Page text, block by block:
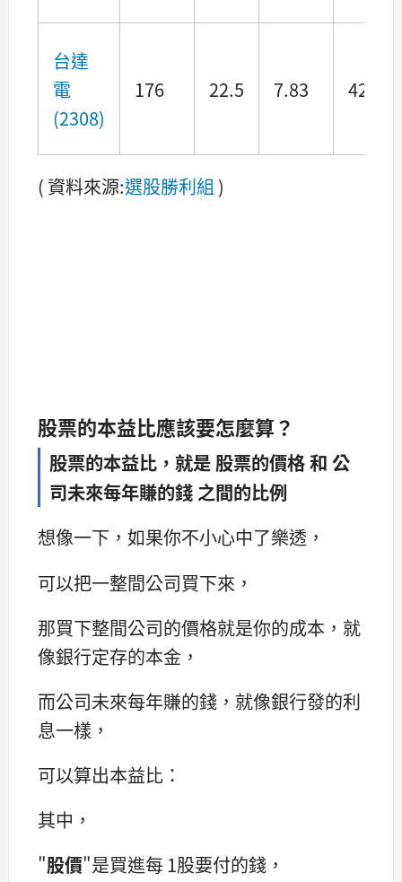
台達
電
(2308)
176 22.5 7.83 4290
( 資料來源:選股勝利組 )
股票的本益比應該要怎麼算？
股票的本益比，就是 股票的價格 和 公
司未來每年賺的錢 之間的比例
想像一下，如果你不小心中了樂透，
可以把一整間公司買下來，
那買下整間公司的價格就是你的成本，就
像銀行定存的本金，
而公司未來每年賺的錢，就像銀行發的利
息一樣，
可以算出本益比：
其中，
"股價"是買進每 1股要付的錢，